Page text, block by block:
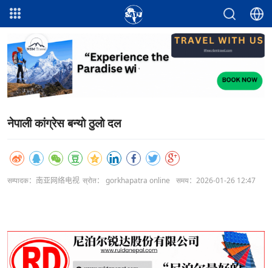
नेपाली कांग्रेस बन्यो ठुलो दल
सम्पादक：南亚网络电视 स्रोत： gorkhapatra online समय：2026-01-26 12:47